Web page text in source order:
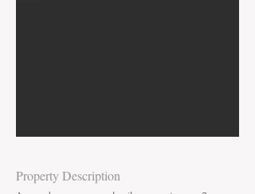
Property Description